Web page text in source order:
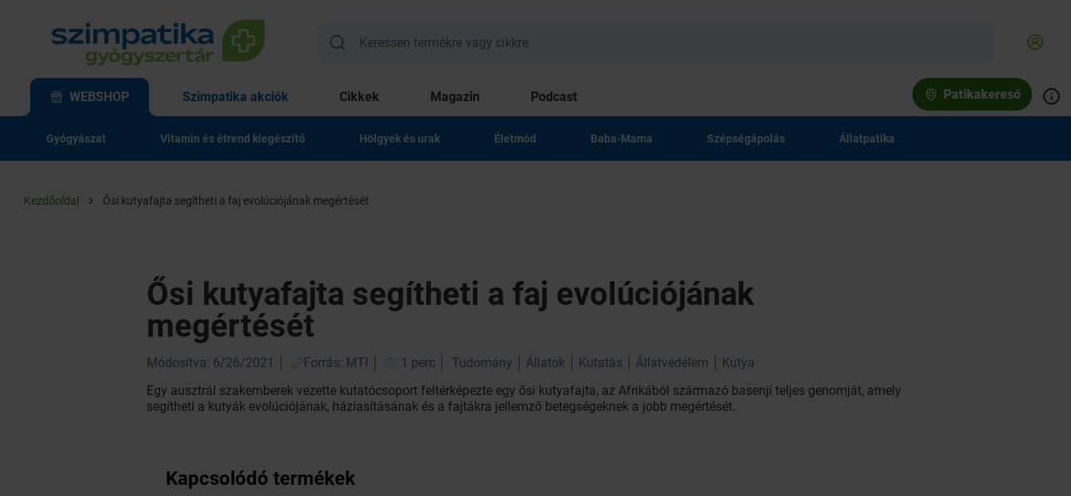
WEBSHOP Szimpatika akciók Cikkek Magazin Podcast Patikakereső
Gyógyászat Vitamin és étrend kiegészítő Hölgyek és urak Életmód Baba-Mama Szépségápolás Állatpatika
Kezdőoldal Ősi kutyafajta segítheti a faj evolúciójának megértését
Ősi kutyafajta segítheti a faj evolúciójának
megértését
Módosítva: 6/26/2021 Forrás: MTI 1 perc Tudomány Állatok Kutatás Állatvédelem
Kutya
Egy ausztrál szakemberek vezette kutatócsoport feltérképezte egy ősi kutyafajta, az Afrikából származó basenji teljes genomját, amely
segítheti a kutyák evolúciójának, háziasításának és a fajtákra jellemző betegségeknek a jobb megértését.
Kapcsolódó termékek